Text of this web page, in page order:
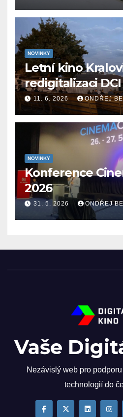
NOVINKY
Letní kino
redigitalizaci DCI
11. 6. 2026 ONDŘEJ
NOVINKY
Konference
2026
31. 5. 2026 ONDŘEJ
Vaše
Nezávislý web pro
technologií do